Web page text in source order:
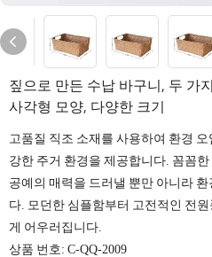
짚으로 만든 수납 바구니, 두 가
사각형 모양, 다양한 크기
고품질 직조 소재를 사용하여 환경
강한 주거 환경을 제공합니다. 꼼꼼
공예의 매력을 드러낼 뿐만 아니라
다. 모던한 심플함부터 고전적인 전
게 어우러집니다.
상품 번호: C-QQ-2009